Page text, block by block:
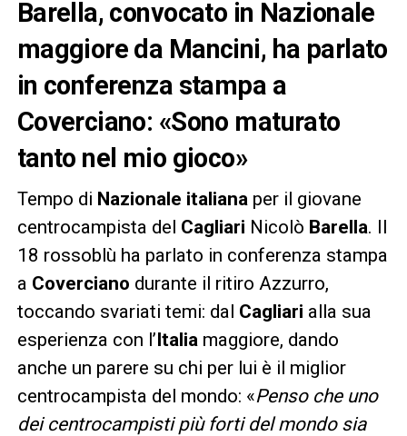
Barella, convocato in Nazionale
maggiore da Mancini, ha parlato
in conferenza stampa a
Coverciano: «Sono maturato
tanto nel mio gioco»
Tempo di Nazionale italiana per il giovane
centrocampista del Cagliari Nicolò Barella. Il
18 rossoblù ha parlato in conferenza stampa
a Coverciano durante il ritiro Azzurro,
toccando svariati temi: dal Cagliari alla sua
esperienza con l’Italia maggiore, dando
anche un parere su chi per lui è il miglior
centrocampista del mondo: «Penso che uno
dei centrocampisti più forti del mondo sia